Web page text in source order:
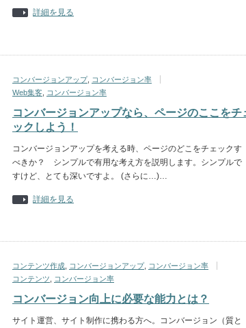
詳細を見る
コンバージョンアップ, コンバージョン率
Web集客
コンバージョン率
コンバージョンアップなら、ページのここをチ
ックしよう！
コンバージョンアップを考える時、ページのどこをチェックす
べきか？ シンプルで有用な考え方を説明します。シンプルで
すけど、とても深いですよ。 (さらに…)…
詳細を見る
コンテンツ作成 コンバージョンアップ, コンバージョン率
コンテンツ
コンバージョン率
コンバージョン向上に必要な能力とは？
サイト運営、サイト制作に携わる方へ。コンバージョン（質と